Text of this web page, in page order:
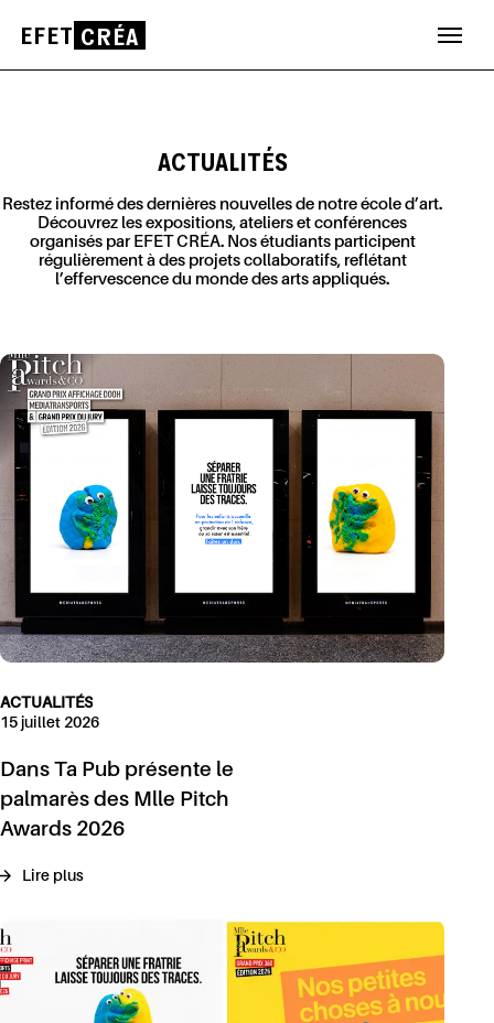
ACTUALITÉS
Restez informé des dernières nouvelles de notre école d’art.
Découvrez les expositions, ateliers et conférences
organisés par EFET CRÉA. Nos étudiants participent
régulièrement à des projets collaboratifs, reflétant
l’effervescence du monde des arts appliqués.
ACTUALITÉS
15 juillet 2026
Dans Ta Pub présente le
palmarès des Mlle Pitch
Awards 2026
Lire plus
EFET CRÉA